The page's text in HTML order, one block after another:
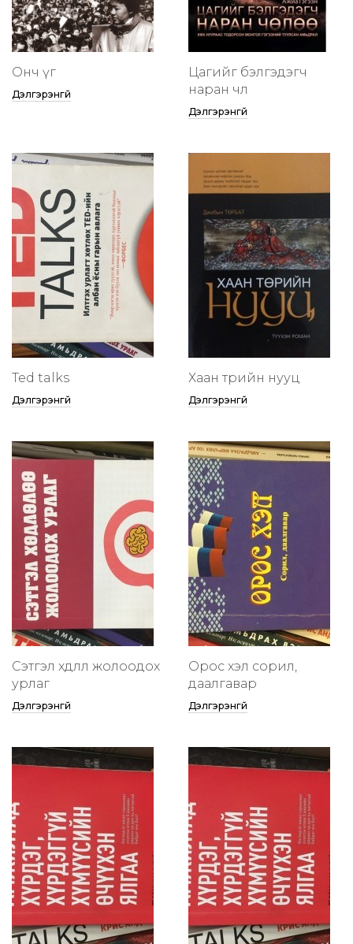
Онч үг
Дэлгэрэнгүй
Цагийг бэлгэдэгч
наран чөлөө
Дэлгэрэнгүй
Ted talks
Дэлгэрэнгүй
Хаан төрийн нууц
Дэлгэрэнгүй
Сэтгэл хөдлөлөө жолоодох
урлаг
Дэлгэрэнгүй
Орос хэл сорил,
даалгавар
Дэлгэрэнгүй